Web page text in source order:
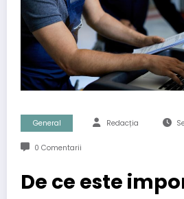
General Redacția
0 Comentarii
De ce este